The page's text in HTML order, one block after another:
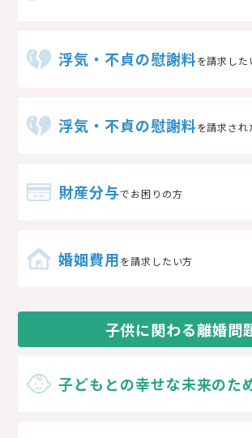
浮気・不貞の慰謝料を請求した
浮気・不貞の慰謝料を請求され
財産分与でお困りの方
婚姻費用を請求したい方
子供に関わる離婚問
子どもとの幸せな未来のた